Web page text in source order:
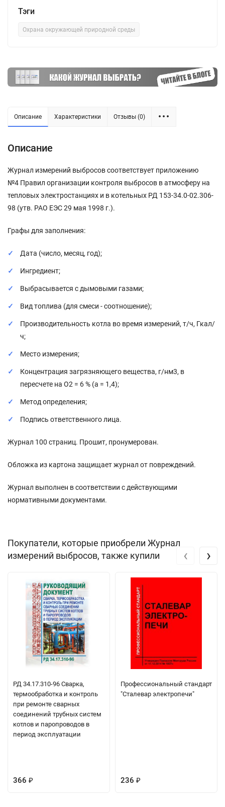
Тэги
Охрана окружающей природной среды
Описание Характеристики Отзывы (0)
Описание
Журнал измерений выбросов соответствует приложению
№4 Правил организации контроля выбросов в атмосферу на
тепловых электростанциях и в котельных РД 153-34.0-02.306-
98 (утв. РАО ЕЭС 29 мая 1998 г.).
Графы для заполнения:
Дата (число, месяц, год);
Ингредиент;
Выбрасывается с дымовыми газами;
Вид топлива (для смеси - соотношение);
Производительность котла во время измерений, т/ч, Гкал/
ч;
Место измерения;
Концентрация загрязняющего вещества, г/нм3, в
пересчете на О2 = 6 % (a = 1,4);
Метод определения;
Подпись ответственного лица.
Журнал 100 страниц. Прошит, пронумерован.
Обложка из картона защищает журнал от повреждений.
Журнал выполнен в соответствии с действующими
нормативными документами.
Покупатели, которые приобрели Журнал
измерений выбросов, также купили
РД 34.17.310-96 Сварка,
термообработка и контроль
при ремонте сварных
соединений трубных систем
котлов и паропроводов в
период эксплуатации
366 ₽
Профессиональный стандарт
"Сталевар электропечи"
236 ₽
‹ ›